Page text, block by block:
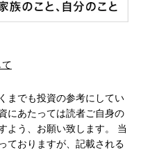
までも投資の参考にしてい
にあたっては読者ご自身の
よう、お願い致します。 当
ておりますが、記載される